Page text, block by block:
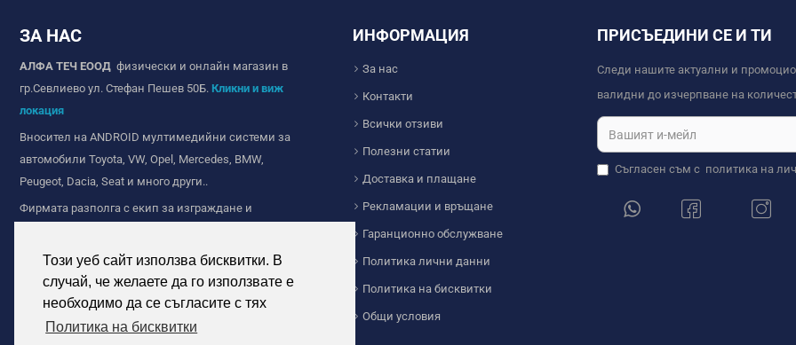
Този уеб сайт използва бисквитки. В
случай, че желаете да го използвате е
необходимо да се съгласите с тях
Политика на бисквитки
ЗА НАС
АЛФА ТЕЧ ЕООД физически и онлайн магазин в
гр.Севлиево ул. Стефан Пешев 50Б. Кликни и виж
локация
Вносител на ANDROID мултимедийни системи за
автомобили Toyota, VW, Opel, Mercedes, BMW,
Peugeot, Dacia, Seat и много други..
Фирмата разполга с екип за изграждане и
ние сме с дългогодишен опит в сферата на
видеонаблюдението.
Продажба на соларно осветление за дома и
индустриална цел. Прожектори и челници с
ИНФОРМАЦИЯ
За нас
Контакти
Всички отзиви
Полезни статии
Доставка и плащане
Рекламации и връщане
Гаранционно обслужване
Политика лични данни
Политика на бисквитки
Общи условия
ПРИСЪЕДИНИ СЕ И ТИ
Следи нашите актуални и
валидни до изчерпване на
Съгласен съм с политика на